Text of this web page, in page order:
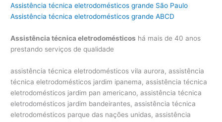
Assistência técnica eletrodomésticos grande São Paulo
Assistência técnica eletrodomésticos grande ABCD
Assistência técnica eletrodomésticos há mais de 40 anos
prestando serviços de qualidade
assistência técnica eletrodomésticos vila aurora, assistência técnica eletrodomésticos jardim ipanema, assistência técnica eletrodomésticos jardim pan americano, assistência técnica eletrodomésticos jardim bandeirantes, assistência técnica eletrodomésticos parque das nações unidas, assistência técnica eletrodomésticos jardim rincão, assistência técnica eletrodomésticos city jaraguá, assistência técnica eletrodomésticos sol nascente, assistência técnica eletrodomésticos taipas, assistência técnica eletrodomésticos parque de taipas, assistência técnica eletrodomésticos canto galo, assistência técnica eletrodomésticos vila zatt, assistência técnica eletrodomésticos morro doce, assistência técnica eletrodomésticos jardim regina, assistência técnica eletrodomésticos vila mirante, assistência técnica eletrodomésticos mutinga, assistência técnica eletrodomésticos vila mutinga, assistência técnica eletrodomésticos em são paulo, assistência técnica eletrodomésticos sp, assistência técnica eletrodomésticos são paulo, assistência técnica eletrodomésticos perto de são paulo, assistência técnica eletrodomésticos brasil, assistência técnica eletrodomésticos zona norte, assistência técnica eletrodomésticos zona sul, assistência técnica eletrodomésticos zona leste, assistência técnica eletrodomésticos zona oeste, assistência técnica eletrodomésticos pirituba, assistência técnica eletrodomésticos piqueri, assistência técnica eletrodomésticos freguesia do ó, assistência técnica eletrodomésticos parque são domingos, assistência técnica eletrodomésticos jaguaré, assistência técnica eletrodomésticos parque Samsung, assistência técnica eletrodomésticos jaguara, assistência técnica eletrodomésticos jaraguá, assistência técnica eletrodomésticos parada de taipas, assistência técnica eletrodomésticos osasco, assistência técnica eletrodomésticos barueri, assistência técnica eletrodomésticos alphaville, assistência técnica eletrodomésticos tamboré, assistência técnica eletrodomésticos cotia, assistência técnica eletrodomésticos granja viana, assistência técnica eletrodomésticos carapicuíba, assistência técnica eletrodomésticos santana, assistência técnica eletrodomésticos casa verde, assistência técnica eletrodomésticos tremembé, assistência técnica eletrodomésticos imirim, assistência técnica eletrodomésticos jardim são bento, assistência técnica eletrodomésticos jardim são paulo, assistência técnica eletrodomésticos vila maria, assistência técnica eletrodomésticos lapa, assistência técnica eletrodomésticos alto da lapa, assistência técnica eletrodomésticos pinheiros, assistência técnica eletrodomésticos alto de pinheiros, assistência técnica eletrodomésticos perdizes, assistência técnica eletrodomésticos pacembu, assistência técnica eletrodomésticos pompeia, assistência técnica eletrodomésticos vila leolpodina, assistência técnica eletrodomésticos vila romana, assistência técnica eletrodomésticos city lapa, assistência técnica eletrodomésticos ceasa, assistência técnica eletrodomésticos villa lobos, assistência técnica eletrodomésticos vila hamburguesa, assistência técnica eletrodomésticos jardins, assistência técnica eletrodomésticos jardim paulista, assistência técnica eletrodomésticos jardim paulistano, assistência técnica eletrodomésticos jardim europa, assistência técnica eletrodomésticos vila olímpia, assistência técnica eletrodomésticos vila nova conceição, assistência técnica eletrodomésticos vila clementino, assistência técnica eletrodomésticos moema, assistência técnica eletrodomésticos ibirapuera, assistência técnica eletrodomésticos cerqueira cesar, assistência técnica eletrodomésticos consolação, assistência técnica eletrodomésticos vila buarque, assistência técnica eletrodomésticos higienópolis, assistência técnica eletrodomésticos campo belo, assistência técnica eletrodomésticos aeroporto, assistência técnica eletrodomésticos santo amaro, assistência técnica eletrodomésticos morumbi, assistência técnica eletrodomésticos morumbi sul, assistência técnica eletrodomésticos real parque, assistência técnica eletrodomésticos bela vista, assistência técnica eletrodomésticos vila mariana, assistência técnica eletrodomésticos praça da árvore, assistência técnica eletrodomésticos bosque da sáude, assistência técnica eletrodomésticos tatuapé, assistência técnica eletrodomésticos penha, assistência técnica eletrodomésticos jardim anália franco, assistência técnica eletrodomésticos butantã, assistência técnica eletrodomésticos cidade jardim, assistência técnica eletrodomésticos jardim luzitania, assistência técnica eletrodomésticos vila progredior, assistência técnica eletrodomésticos jardim silvia, assistência técnica eletrodomésticos paineiras do morumbi, assistência técnica eletrodomésticos brooklin, assistência técnica eletrodomésticos vila sonia, assistência técnica eletrodomésticos indianópolis, assistência técnica eletrodomésticos planalto paulista, assistência técnica eletrodomésticos jardim petropolis, assistência técnica eletrodomésticos brooklin velho, assistência técnica eletrodomésticos jardim cordeiro, assistência técnica eletrodomésticos chácara santo antonio, assistência técnica eletrodomésticos alto da boa vista, assistência técnica eletrodomésticos vila elvira, assistência técnica eletrodomésticos santa cecília, assistência técnica eletrodomésticos aclimação, assistência técnica eletrodomésticos cambuci, assistência técnica eletrodomésticos ipiranga, assistência técnica eletrodomésticos são caetano, assistência técnica eletrodomésticos são bernado, assistência técnica eletrodomésticos santo andré, assistência técnica eletrodomésticos vila madalena, assistência técnica eletrodomésticos jardim das flores, assistência técnica eletrodomésticos parque dos príncipes, assistência técnica eletrodomésticos em são paulo, assistência técnica eletrodomésticos são paulo, assistência técnica eletrodomésticos perto de são paulo, assistência técnica eletrodoméstico, assistência técnica para eletrodoméstico, assistência técnica eletrodomésticos nacionais e importados, assistência técnica de eletrodomésticos em são paulo, assisténcia assistência técnica eletrodomésticos, assistencia tecnica eletrodomesticos sp, assistencia tecnica eletrodomesticos zona norte, conserto de eletrodomésticos sp, assistencia tecnica microondas zona leste, assistencia tecnica eletrodomesticos pinheiros, assistência técnica eletrodomésticos importados, assistência técnica eletrodoméstico importado, assistência técnica para eletrodomésticos em saúde, assistência técnica para eletrodomésticos em república, assistência técnica eletrodoméstico brastemp, assistência técnica eletrodoméstico electrolux, assistência técnica eletrodoméstico bosch, assistência técnica eletrodoméstico continental, assistência técnica eletrodoméstico consul, assistência técnica eletrodoméstico ge, assistência técnica eletrodoméstico mueller, assistência técnica eletrodoméstico whirlpool, assistência técnica eletrodoméstico atlas, assistência técnica eletrodoméstico dako, assistência técnica eletrodoméstico clarice, assistência técnica eletrodoméstico lg, assistência técnica eletrodoméstico venax, assistência técnica eletrodoméstico samsung, assistência técnica eletrodoméstico tecno, assistência técnica eletrodoméstico lofra, assistência técnica eletrodoméstico bertazzoni, assistência técnica eletrodoméstico maytag, assistência técnica eletrodoméstico liebherr, assistência técnica eletrodoméstico amana, assistência técnica eletrodoméstico speed queen, assistência técnica eletrodoméstico esmaltec, assistência técnica eletrodoméstico elettromec, assistência técnica eletrodoméstico futura, assistência técnica eletrodoméstico braslar, assistência técnica eletrodoméstico asko, assistência técnica eletrodoméstico ilve, assistência técnica eletrodoméstico metalmaq, assistência técnica eletrodoméstico best, assistência técnica eletrodoméstico fogatti, assistência técnica eletrodoméstico dacor, assistência técnica eletrodoméstico realce, assistência técnica eletrodoméstico ducane, assistência técnica eletrodoméstico fischer, assistência técnica eletrodoméstico faber, assistência técnica eletrodoméstico gaggenau, assistência técnica eletrodoméstico venâncio, assistência técnica eletrodoméstico goumert, assistência técnica eletrodoméstico tecnogás, assistência técnica eletrodoméstico heartland, assistência técnica eletrodoméstico jenn air, assistência técnica eletrodoméstico maruel, assistência técnica eletrodoméstico sub zero, assistência técnica eletrodoméstico weber, assistência técnica eletrodoméstico smeg, assistência técnica eletrodoméstico wolf, assistência técnica eletrodoméstico viking, assistência técnica eletrodoméstico u-line, assistência técnica eletrodoméstico frigidaire, assistência técnica eletrodoméstico kenmore, assistência técnica eletrodoméstico ariston, assistência técnica eletrodoméstico aga, assistência técnica eletrodoméstico american range, assistência técnica eletrodoméstico thermador, assistência técnica eletrodoméstico blomberg, assistência técnica eletrodoméstico northland, assistência técnica eletrodoméstico dcs, assistência técnica eletrodoméstico diva, assistência técnica geladeira, assistência técnica refrigerador, assistência técnica ar-condicionado, assistência técnica freezer, assistência técnica adega, assistência técnica frigobar, assistência técnica geladeira side by side, assistência técnica refrigerador side by side, assistência técnica frost free, assistência técnica geladeia frost free, assistência técnica fogão, assistência técnica forno, assistência técnica cooktop, assistência técnica microondas, assistência técnica forno elétrico, assistência técnica forno a gás, assistência técnica lavadora, assistência técnica secadora, assistência técnica lava e seca, assistência técnica máquina de lavar, assistência técnica máquina de secar, assistência técnica máquina de lavar e secar, assistência técnica máquina de lavar roupa, assistência técnica máquina de sec